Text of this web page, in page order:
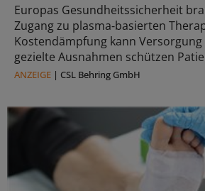
Europas Gesundheitssicherheit
Zugang zu plasma‑basierten
Kostendämpfung kann Versorgung
gezielte Ausnahmen schützen
ANZEIGE | CSL Behring GmbH